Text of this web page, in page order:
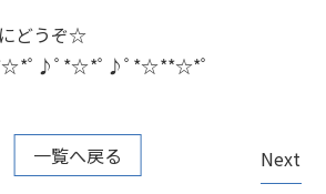
どうぞ☆
ﾟ♪ﾟ*☆*ﾟ♪ﾟ*☆**☆*ﾟ
一覧へ戻る Next